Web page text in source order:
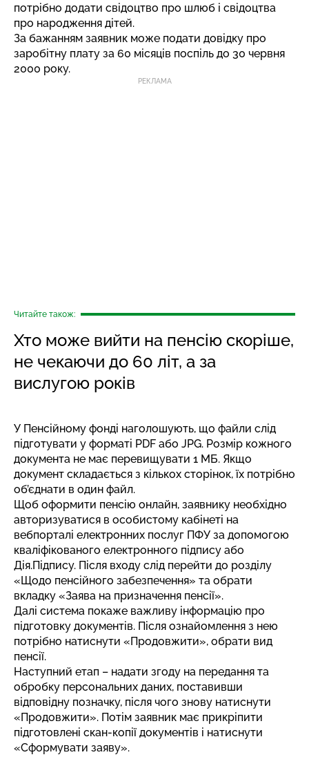
потрібно додати свідоцтво про шлюб і свідоцтва
про народження дітей.
За бажанням заявник може подати довідку про
заробітну плату за 60 місяців поспіль до 30 червня
2000 року.
РЕКЛАМА
Читайте також:
Хто може вийти на пенсію скоріше,
не чекаючи до 60 літ, а за
вислугою років
У Пенсійному фонді наголошують, що файли слід
підготувати у форматі PDF або JPG. Розмір кожного
документа не має перевищувати 1 МБ. Якщо
документ складається з кількох сторінок, їх потрібно
об’єднати в один файл.
Щоб оформити пенсію онлайн, заявнику необхідно
авторизуватися в особистому кабінеті на
вебпорталі електронних послуг ПФУ за допомогою
кваліфікованого електронного підпису або
Дія.Підпису. Після входу слід перейти до розділу
«Щодо пенсійного забезпечення» та обрати
вкладку «Заява на призначення пенсії».
Далі система покаже важливу інформацію про
підготовку документів. Після ознайомлення з нею
потрібно натиснути «Продовжити», обрати вид
пенсії.
Наступний етап – надати згоду на передання та
обробку персональних даних, поставивши
відповідну позначку, після чого знову натиснути
«Продовжити». Потім заявник має прикріпити
підготовлені скан-копії документів і натиснути
«Сформувати заяву».